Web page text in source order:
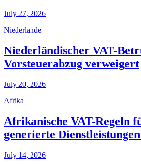
July 27, 2026
Niederlande
Niederländischer VAT-
Vorsteuerabzug verweigert
July 20, 2026
Afrika
Afrikanische VAT-Regeln
generierte
July 14, 2026